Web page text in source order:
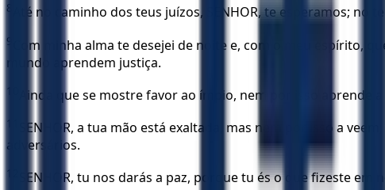
8 Até no caminho dos teus juízos, SENHOR, te esperamos;
9
Com minha alma te desejei de noite e, com o meu espírito,
mundo aprendem justiça.
10 Ainda que se mostre favor ao ímpio, nem por isso aprende
11
SENHOR, a tua mão está exaltada, mas nem por isso a
adversários.
12 SENHOR, tu nos darás a paz, porque tu és o que fizeste em